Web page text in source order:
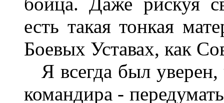
есть такая тонкая
Боевых Уставах, как
Я всегда был уверен,
командира -